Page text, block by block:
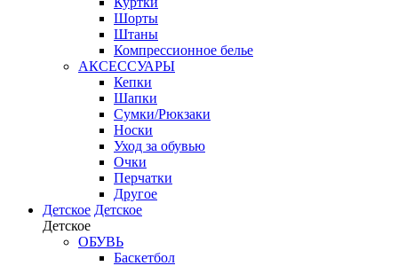
Шорты
Штаны
Компрессионное белье
АКСЕССУАРЫ
Кепки
Шапки
Сумки/Рюкзаки
Носки
Уход за обувью
Очки
Перчатки
Другое
Детское Детское
Детское
ОБУВЬ
Баскетбол